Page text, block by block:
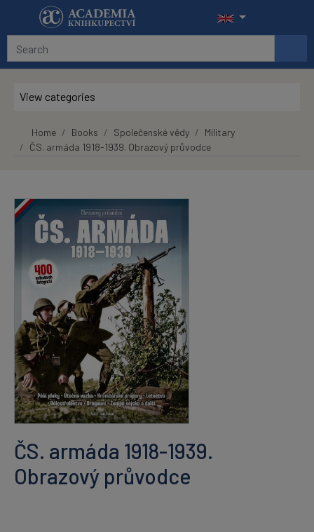
Skip to main content
View categories
Home Books Společenské vědy
Military
ČS. armáda 1918-1939. Obrazový průvodce
ČS. armáda 1918-1939.
Obrazový průvodce